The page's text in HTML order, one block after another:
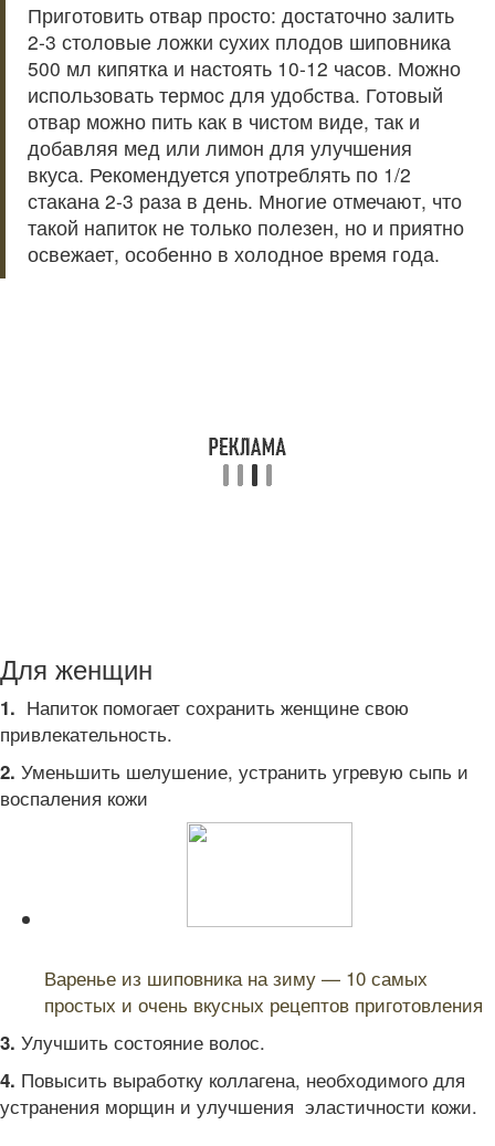
Приготовить отвар просто: достаточно залить
2-3 столовые ложки сухих плодов шиповника
500 мл кипятка и настоять 10-12 часов. Можно
использовать термос для удобства. Готовый
отвар можно пить как в чистом виде, так и
добавляя мед или лимон для улучшения
вкуса. Рекомендуется употреблять по 1/2
стакана 2-3 раза в день. Многие отмечают, что
такой напиток не только полезен, но и приятно
освежает, особенно в холодное время года.
Для женщин
1. Напиток помогает сохранить женщине свою
привлекательность.
2. Уменьшить шелушение, устранить угревую сыпь и
воспаления кожи
Варенье из шиповника на зиму — 10 самых
простых и очень вкусных рецептов приготовления
3. Улучшить состояние волос.
4. Повысить выработку коллагена, необходимого для
устранения морщин и улучшения эластичности кожи.